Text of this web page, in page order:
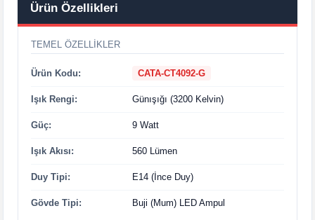
Ürün Özellikleri
TEMEL ÖZELLIKLER
Ürün Kodu: CATA-CT4092-G
Işık Rengi: Günışığı (3200 Kelvin)
Güç: 9 Watt
Işık Akısı: 560 Lümen
Duy Tipi: E14 (İnce Duy)
Gövde Tipi: Buji (Mum) LED Ampul